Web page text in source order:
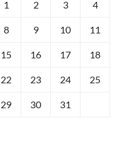
1 2 3 4
8 9 10 11
15 16 17 18
22 23 24 25
29 30 31